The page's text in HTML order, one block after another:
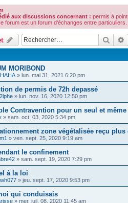
aux discussions concernant : permis à
forum est un forum d'échanges entre
MORIBOND
» lun. mai 31, 2021 6:20 pm
de permis de 72h depassé
» lun. nov. 16, 2020 12:50 pm
Contravention pour un seul et
» sam. oct. 03, 2020 5:34 pm
zone végétalisée reçu plus
» ven. sept. 25, 2020 9:19 am
le confinement
» sam. sept. 19, 2020 7:29 pm
à la loi
» jeu. sept. 17, 2020 9:53 pm
qui conduisais
» mer. juil. 08, 2020 11:45 am